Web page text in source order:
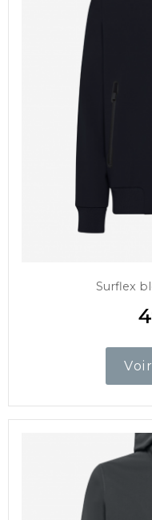
Surflex